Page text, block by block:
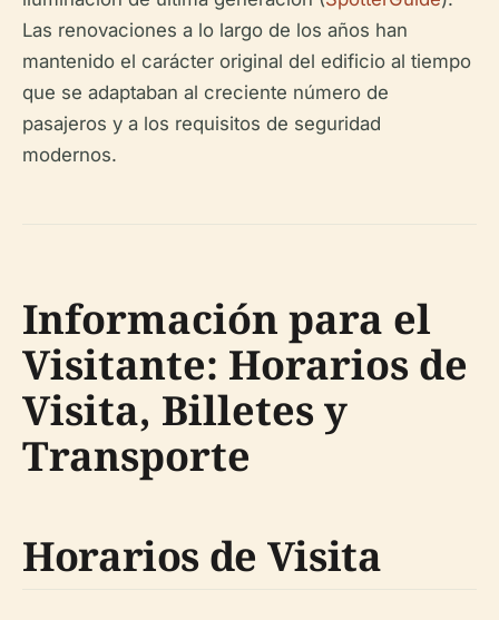
Las renovaciones a lo largo de los años han
mantenido el carácter original del edificio al tiempo
que se adaptaban al creciente número de
pasajeros y a los requisitos de seguridad
modernos.
Información para el
Visitante: Horarios de
Visita, Billetes y
Transporte
Horarios de Visita